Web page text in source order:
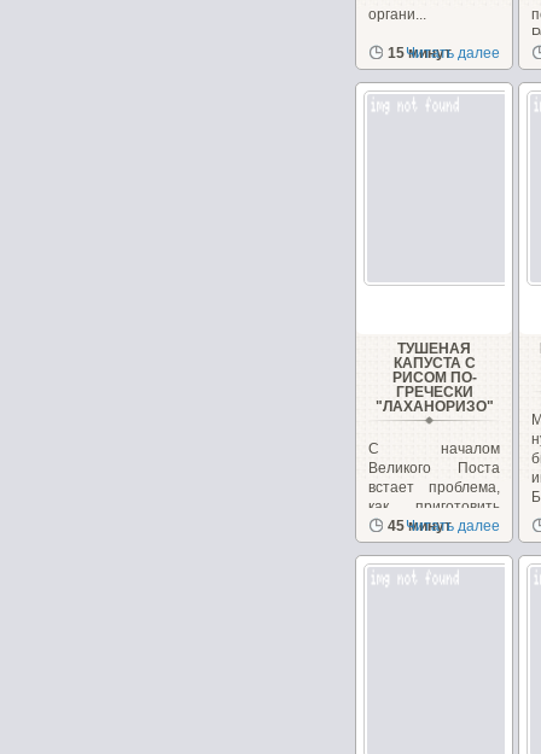
органи...
15 минут
Читать далее
ТУШЕНАЯ
КАПУСТА С
РИСОМ ПО-
ГРЕЧЕСКИ
"ЛАХАНОРИЗО"
С началом
Великого Поста
встает проблема,
как приготовить
вкусные и
питательные...
45 минут
Читать далее